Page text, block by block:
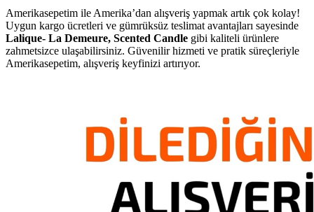
Amerikasepetim ile Amerika’dan alışveriş yapmak artık çok kolay!
Uygun kargo ücretleri ve gümrüksüz teslimat avantajları sayesinde
Lalique- La Demeure, Scented Candle gibi kaliteli ürünlere
zahmetsizce ulaşabilirsiniz. Güvenilir hizmeti ve pratik süreçleriyle
Amerikasepetim, alışveriş keyfinizi artırıyor.